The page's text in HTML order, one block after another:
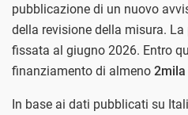
pubblicazione di un nuovo
della revisione della misura.
fissata al giugno 2026. Entro
finanziamento di almeno
In base ai dati pubblicati su